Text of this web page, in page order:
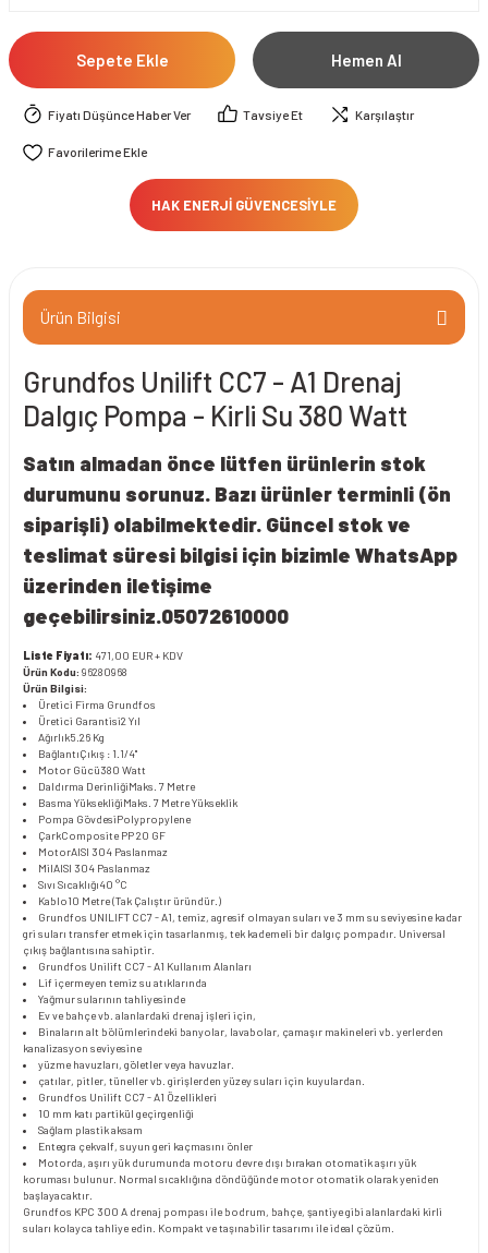
Sepete Ekle Hemen Al
Fiyatı Düşünce Haber Ver Tavsiye Et Karşılaştır
HAK ENERJİ GÜVENCESİYLE
Ürün Bilgisi
Grundfos Unilift CC7 - A1 Drenaj
Dalgıç Pompa - Kirli Su 380 Watt
Satın almadan önce lütfen ürünlerin stok
durumunu sorunuz. Bazı ürünler terminli (ön
siparişli) olabilmektedir. Güncel stok ve
teslimat süresi bilgisi için bizimle WhatsApp
üzerinden iletişime
geçebilirsiniz.05072610000
Liste Fiyatı: 471,00 EUR + KDV
Ürün Kodu: 96280968
Ürün Bilgisi:
Üretici Firma Grundfos
Üretici Garantisi2 Yıl
Ağırlık5.26 Kg
BağlantıÇıkış : 1.1/4"
Motor Gücü380 Watt
Daldırma DerinliğiMaks. 7 Metre
Basma YüksekliğiMaks. 7 Metre Yükseklik
Pompa GövdesiPolypropylene
ÇarkComposite PP 20 GF
MotorAISI 304 Paslanmaz
MilAISI 304 Paslanmaz
Sıvı Sıcaklığı40 °C
Kablo10 Metre (Tak Çalıştır üründür.)
Grundfos UNILIFT CC7 - A1, temiz, agresif olmayan suları ve 3 mm su seviyesine kadar
gri suları transfer etmek için tasarlanmış, tek kademeli bir dalgıç pompadır. Universal
çıkış bağlantısına sahiptir.
Grundfos Unilift CC7 - A1 Kullanım Alanları
Lif içermeyen temiz su atıklarında
Yağmur sularının tahliyesinde
Ev ve bahçe vb. alanlardaki drenaj işleri için,
Binaların alt bölümlerindeki banyolar, lavabolar, çamaşır makineleri vb. yerlerden
kanalizasyon seviyesine
yüzme havuzları, göletler veya havuzlar.
çatılar, pitler, tüneller vb. girişlerden yüzey suları için kuyulardan.
Grundfos Unilift CC7 - A1 Özellikleri
10 mm katı partikül geçirgenliği
Sağlam plastik aksam
Entegra çekvalf, suyun geri kaçmasını önler
Motorda, aşırı yük durumunda motoru devre dışı bırakan otomatik aşırı yük
koruması bulunur. Normal sıcaklığına döndüğünde motor otomatik olarak yeniden
başlayacaktır.
Grundfos KPC 300 A drenaj pompası ile bodrum, bahçe, şantiye gibi alanlardaki kirli
suları kolayca tahliye edin. Kompakt ve taşınabilir tasarımı ile ideal çözüm.